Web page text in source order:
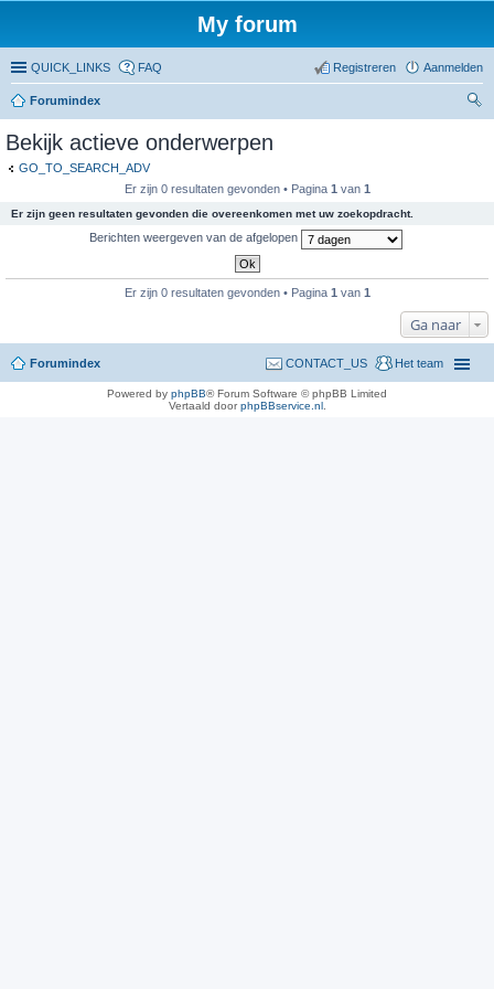
My forum
QUICK_LINKS FAQ Aanmelden
Registreren
Forumindex
Bekijk actieve onderwerpen
GO_TO_SEARCH_ADV
Er zijn 0 resultaten gevonden • Pagina 1 van 1
Er zijn geen resultaten gevonden die overeenkomen met uw zoekopdracht.
Berichten weergeven van de afgelopen
Er zijn 0 resultaten gevonden • Pagina 1 van 1
Ga naar
Forumindex Het team
CONTACT_US
Powered by phpBB® Forum Software © phpBB Limited
Vertaald doorphpBBservice.nl.